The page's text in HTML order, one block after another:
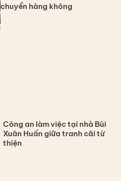
chuyển hàng không
Công an làm việc tại nhà Bùi
Xuân Huấn giữa tranh cãi từ
thiện